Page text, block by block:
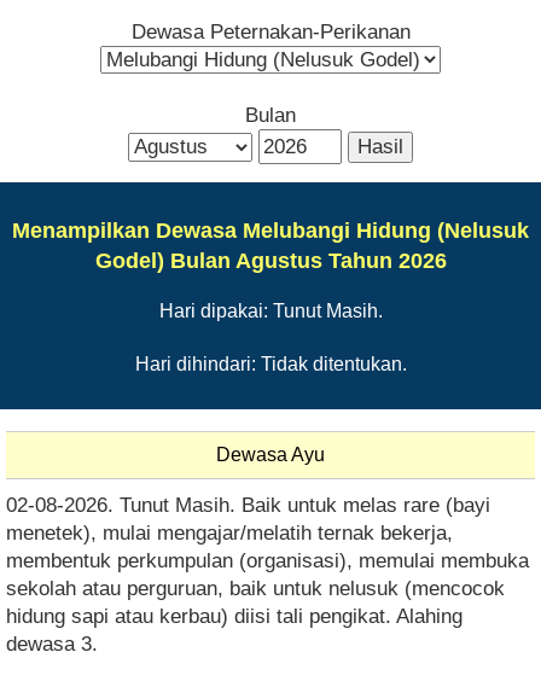
Dewasa Peternakan-Perikanan
Bulan
Menampilkan Dewasa Melubangi Hidung (Nelusuk
Godel) Bulan Agustus Tahun 2026
Hari dipakai: Tunut Masih.
Hari dihindari: Tidak ditentukan.
Dewasa Ayu
02-08-2026. Tunut Masih. Baik untuk melas rare (bayi
menetek), mulai mengajar/melatih ternak bekerja,
membentuk perkumpulan (organisasi), memulai membuka
sekolah atau perguruan, baik untuk nelusuk (mencocok
hidung sapi atau kerbau) diisi tali pengikat. Alahing
dewasa 3.